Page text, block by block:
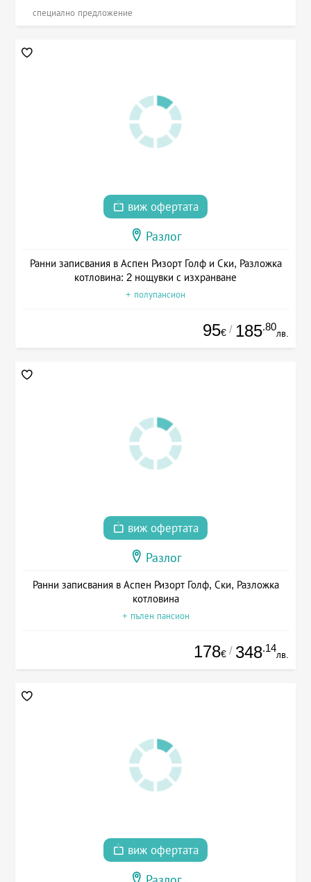
специално предложение
виж офертата
Разлог
Ранни записвания в Аспен Ризорт Голф и Ски, Разложка
котловина: 2 нощувки с изхранване
+ полупансион
95€ / 185.80
лв.
виж офертата
Разлог
Ранни записвания в Аспен Ризорт Голф, Ски, Разложка
котловина
+ пълен пансион
178€ / 348.14
лв.
виж офертата